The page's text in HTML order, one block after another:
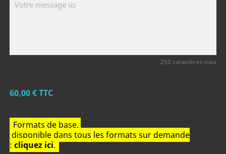
250 caractères max
60,00 €TTC
Formats de base.
disponible dans tous les formats sur demande
:cliquez ici.